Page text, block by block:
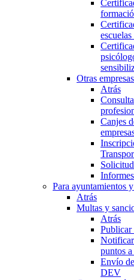
Otras
Atrás
Canjes
Para ayuntamientos
Atrás
Multas y
Atrás
Notificar
puntos
Envío
DEV